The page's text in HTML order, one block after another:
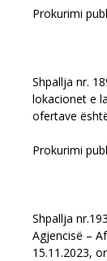
Prokurimi
Shpallja nr.
lokacionet e
ofertave
Prokurimi
Shpallja
Agjencisë –
15.11.2023,